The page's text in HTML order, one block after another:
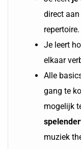
direct
repertoire.
Je leert
elkaar
Alle
gang te
mogelijk
muziek